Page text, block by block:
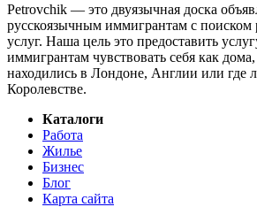
Petrovchik — это двуязычная доска
русскоязычным иммигрантам с поиском
услуг. Наша цель это предоставить
иммигрантам чувствовать себя как
находились в Лондоне, Англии или где
Королевстве.
Каталоги
Работа
Жилье
Бизнес
Блог
Карта сайта